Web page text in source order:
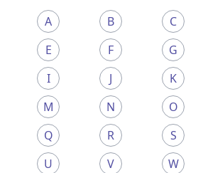
A
B C
E
F G
I
J K
M
N O
Q
R S
U
V W